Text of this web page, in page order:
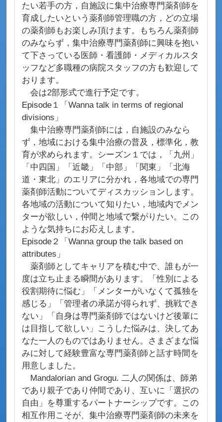
たい若手の方，自施設に集中治療専門薬剤師を
育成したいという薬剤師管理職の方，どの立場
の薬剤師もお楽しみ頂けます。もちろん薬剤師
のみならず，集中治療専門薬剤師に興味を抱い
て下さっている医師・看護師・メディカルスタ
ッフなど多職種の病院スタッフの方も歓迎して
おります。
会は2部形式で進行予定です。
Episode１「Wanna talk in terms of regional
divisions」
集中治療専門薬剤師には，自施設のみなら
ず，地域における集中治療の普及，標準化，教
育が求められます。シーズン１では，「九州」
「中四国」「近畿」「中部」「関東」「北海
道・東北」のエリアに分かれ，各地域での専門
薬剤師活動についてディスカッションします。
各地域の活動について知りたい，地域内でメン
ターが欲しい，仲間と地域で繋がりたい。この
ような気持ちにお応えします。
Episode２「Wanna group the talk based on
attributes」
薬剤師としてキャリアを積む中で、誰もが一
度は立ち止まる瞬間があります。「性別による
役割期待に悩む」「メンターがいなくて孤独を
感じる」「管理者の承諾が得られず、挑戦でき
ない」「自身は専門薬剤師ではないけど後輩に
は目指して欲しい」こうした悩みは、決してあ
なた一人のものではありません。さまざまな悩
みに対して経験豊富な専門薬剤師と話す時間を
用意しました。
Mandalorian and Grogu. 二人の関係は、師弟
であり親子であり仲間であり、互いに「選択の
自由」を尊重するパートナーシップです。この
相互作用こそが、集中治療専門薬剤師の未来を